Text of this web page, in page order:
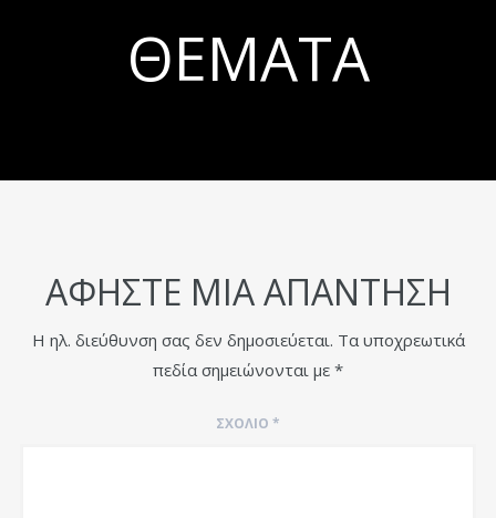
ΘΈΜΑΤΑ
ΑΦΉΣΤΕ ΜΙΑ ΑΠΆΝΤΗΣΗ
Η ηλ. διεύθυνση σας δεν δημοσιεύεται. Τα υποχρεωτικά
πεδία σημειώνονται με *
ΣΧΌΛΙΟ *